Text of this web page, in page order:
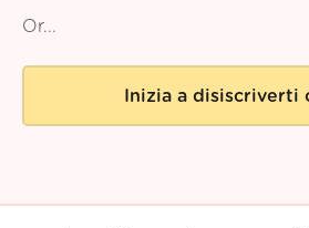
Or...
Inizia a disiscriverti